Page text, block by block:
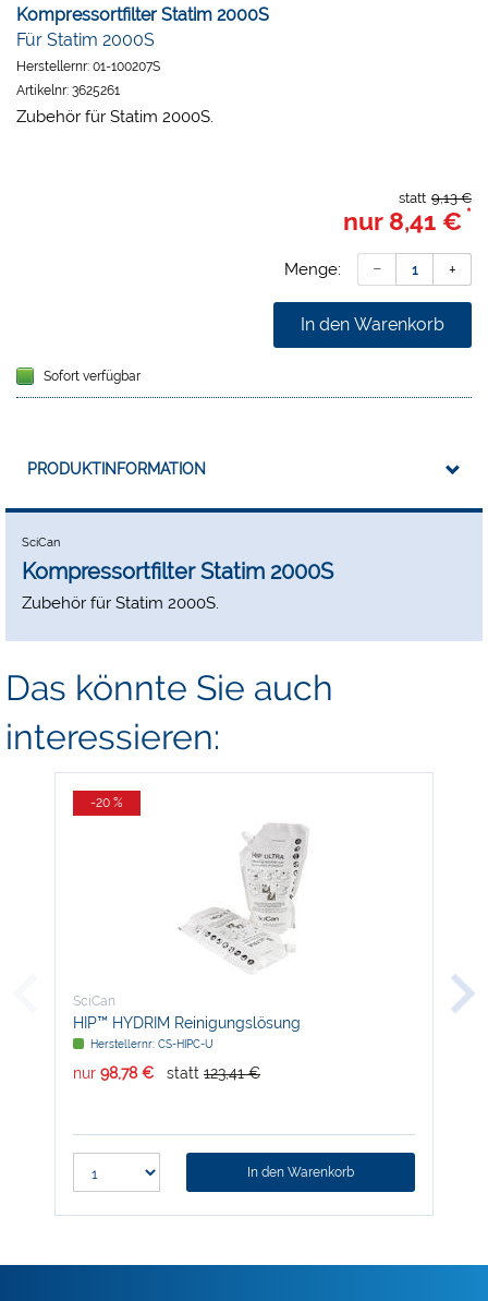
Kompressortfilter Statim 2000S
Für Statim 2000S
Herstellernr: 01-100207S
Artikelnr: 3625261
Zubehör für Statim 2000S.
9,13 €
statt
nur 8,41 € *
Menge:
In den Warenkorb
Sofort verfügbar
PRODUKTINFORMATION
SciCan
Kompressortfilter Statim 2000S
Zubehör für Statim 2000S.
Das könnte Sie auch
interessieren:
-20 %
SciCan
HIP™ HYDRIM Reinigungslösung
Herstellernr: CS-HIPC-U
nur 98,78 € statt 123,41 €
In den Warenkorb